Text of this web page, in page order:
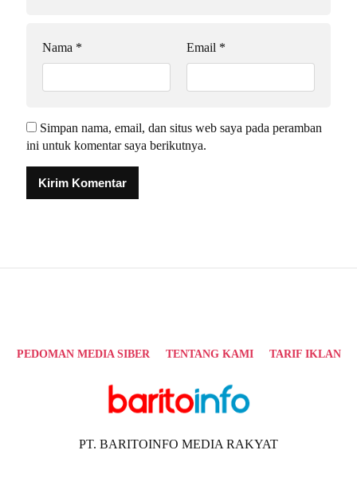
Nama * Email *
Simpan nama, email, dan situs web saya pada peramban
ini untuk komentar saya berikutnya.
PEDOMAN MEDIA SIBER TENTANG KAMI TARIF IKLAN
PT. BARITOINFO MEDIA RAKYAT